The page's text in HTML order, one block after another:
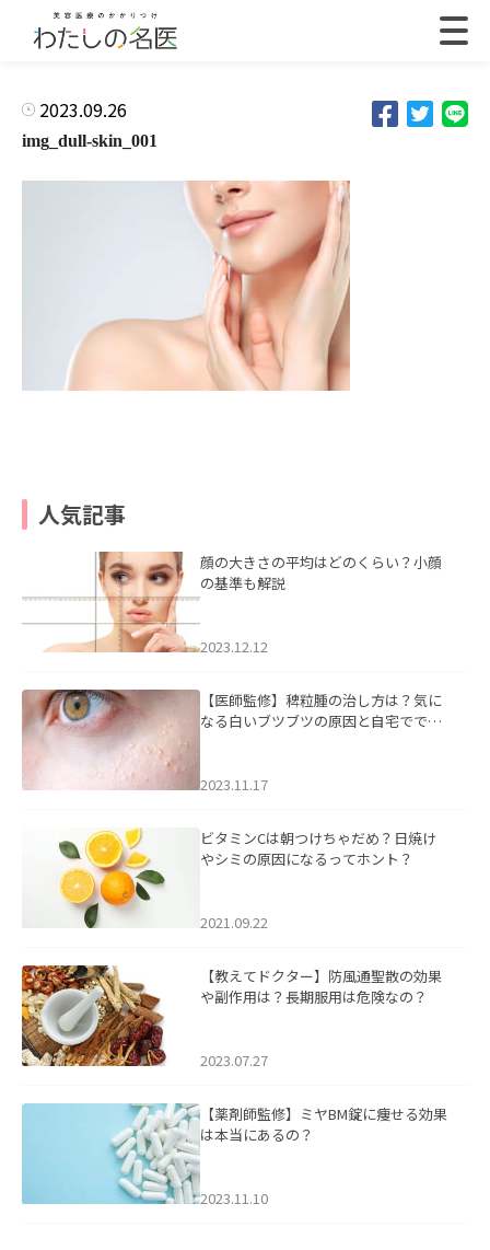
2023.09.26
img_dull-skin_001
人気記事
顔の大きさの平均はどのくらい？小顔
の基準も解説
2023.12.12
【医師監修】稗粒腫の治し方は？気に
なる白いブツブツの原因と自宅ででき
2023.11.17
ビタミンCは朝つけちゃだめ？日焼け
やシミの原因になるってホント？
2021.09.22
【教えてドクター】防風通聖散の効果
や副作用は？長期服用は危険なの？
2023.07.27
【薬剤師監修】ミヤBM錠に痩せる効果
は本当にあるの？
2023.11.10